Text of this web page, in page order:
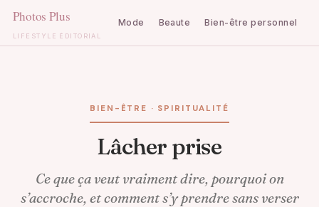
LIFESTYLE ÉDITORIAL
Mode Beaute Bien-être personnel
BIEN-ÊTRE · SPIRITUALITÉ
Lâcher prise
Ce que ça veut vraiment dire, pourquoi on
s’accroche, et comment s’y prendre sans verser